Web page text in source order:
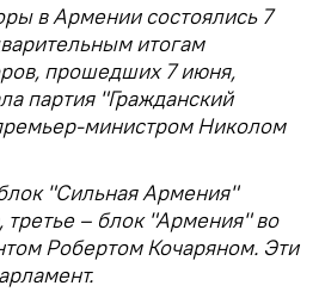
в Армении состоялись 7
итогам
прошедших 7 июня,
партия "Гражданский
министром Николом
"Сильная Армения"
третье – блок "Армения" во
Робертом Кочаряном. Эти